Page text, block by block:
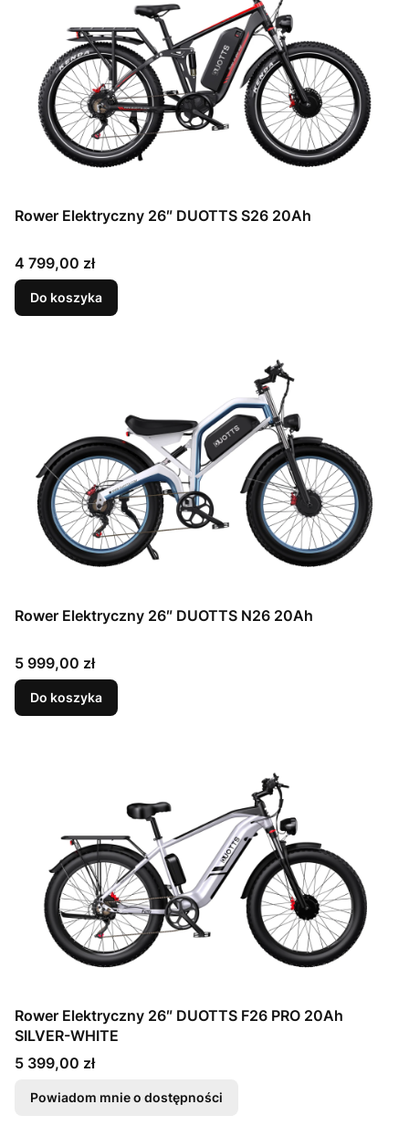
Rower Elektryczny 26″ DUOTTS S26 20Ah
Cena
4 799,00 zł
Do koszyka
Rower Elektryczny 26″ DUOTTS N26 20Ah
Cena
5 999,00 zł
Do koszyka
Rower Elektryczny 26″ DUOTTS F26 PRO 20Ah
SILVER-WHITE
Cena
5 399,00 zł
Powiadom mnie o dostępności